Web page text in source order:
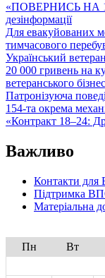
«ПОВЕРНИСЬ НА
дезінформації
Для евакуйованих
тимчасового
Український
20 000 гривень на
ветеранського
Патронізуюча
154-та окрема
«Контракт 18–24:
Важливо
Контакти для
Підтримка
Матеріальна
Пн
Вт